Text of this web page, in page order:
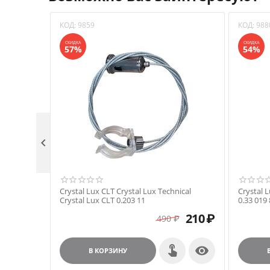
КОД: 9859
СКИДКА
57%
Crystal Lux CLT Crystal Lux Technical
Crystal Lux CLT 0.203 11
490 ₽ 210₽
В КОРЗИНУ 
КОД:
СКИДКА
54%
Crystal
0.33 019
